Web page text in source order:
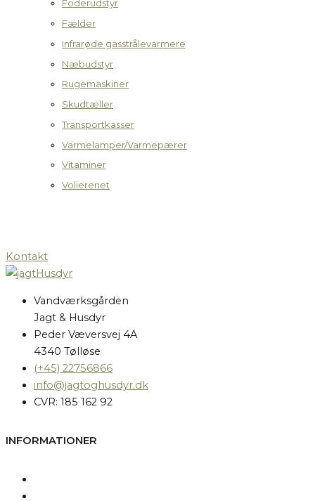
Foderudstyr
Fælder
Infrarøde gasstrålevarmere
Næbudstyr
Rugemaskiner
Skudtæller
Transportkasser
Varmelamper/Varmepærer
Vitaminer
Volierenet
Kontakt
Vandværksgården
Jagt & Husdyr
Peder Væversvej 4A
4340 Tølløse
(+45) 22756866
info@jagtoghusdyr.dk
CVR: 185 162 92
INFORMATIONER